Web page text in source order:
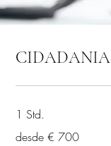
CIDADANIA
1 Std.
€
desde € 700